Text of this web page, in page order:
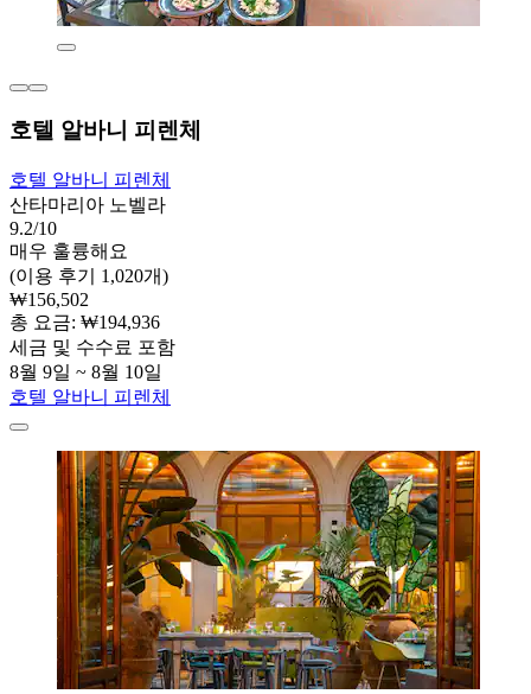
호텔 알바니 피렌체
호텔 알바니 피렌체
산타마리아 노벨라
9.2/10
매우 훌륭해요
(이용 후기 1,020개)
₩156,502
총 요금: ₩194,936
세금 및 수수료 포함
8월 9일 ~ 8월 10일
호텔 알바니 피렌체